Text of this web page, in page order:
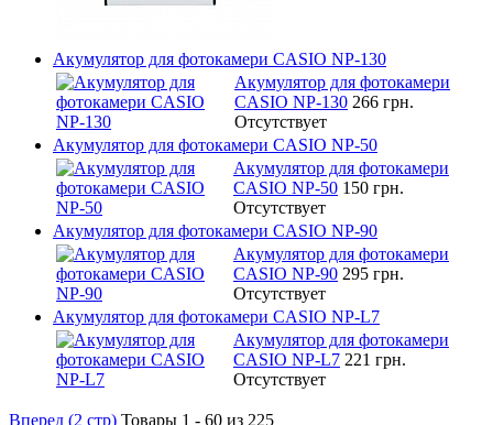
Акумулятор для фотокамери CASIO NP-130
Акумулятор для фотокамери
CASIO NP-130 266 грн.
Отсутствует
Акумулятор для фотокамери CASIO NP-50
Акумулятор для фотокамери
CASIO NP-50 150 грн.
Отсутствует
Акумулятор для фотокамери CASIO NP-90
Акумулятор для фотокамери
CASIO NP-90 295 грн.
Отсутствует
Акумулятор для фотокамери CASIO NP-L7
Акумулятор для фотокамери
CASIO NP-L7 221 грн.
Отсутствует
Вперед (2 стр) Товары 1 - 60 из 225